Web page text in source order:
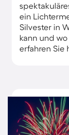
ein
Silvester in
kann und
erfahren Sie